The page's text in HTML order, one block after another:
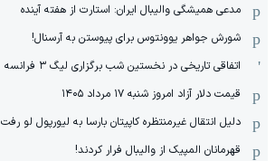
مدعی همیشگی والیبال ایران: استارت از هفته آینده
شورش جواهر یوونتوس برای پیوستن به آرسنال!
اتفاقی تاریخی در نخستین شب برگزاری لیگ ۳ فرانسه
قیمت دلار آزاد امروز شنبه ۱۷ مرداد ۱۴۰۵
دلیل انتقال غیرمنتظره کاپیتان بارسا به لیورپول لو رفت
قهرمانان المپیک از والیبال فرار کردند!